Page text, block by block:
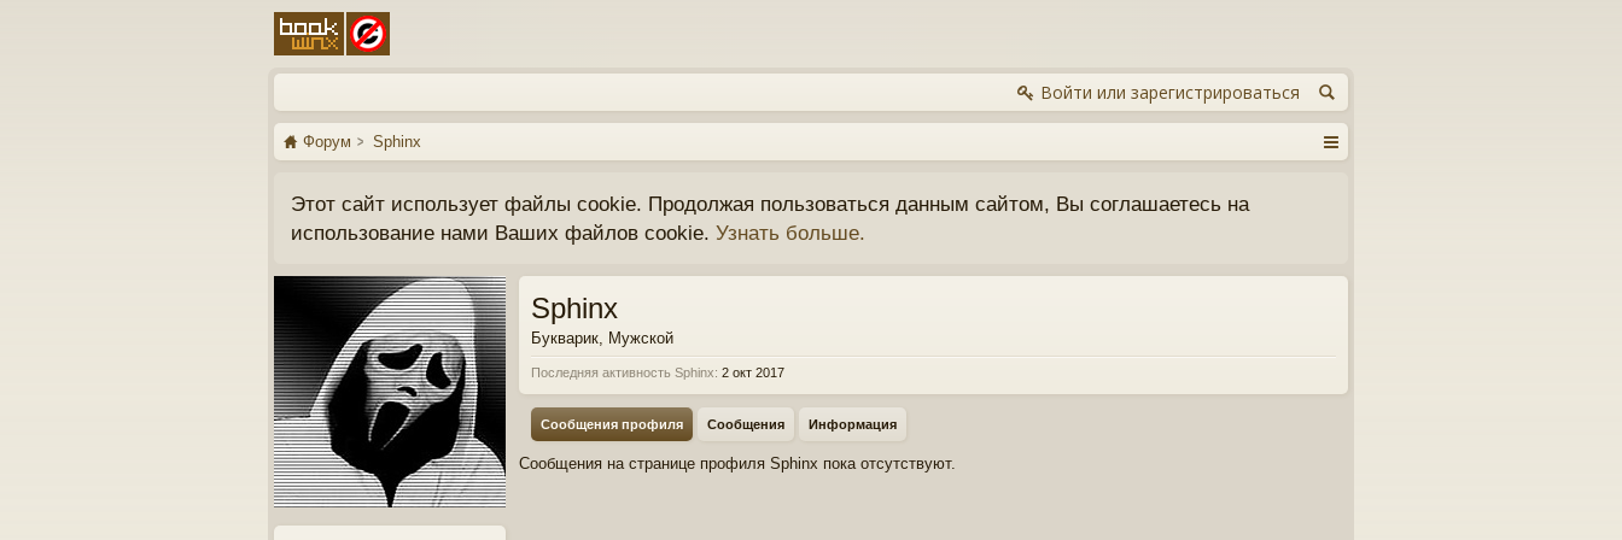
Войти или зарегистрироваться
Форум Sphinx
Этот сайт использует файлы cookie. Продолжая пользоваться данным сайтом, Вы соглашаетесь на
использование нами Ваших файлов cookie. Узнать больше.
Sphinx
Букварик, Мужской
Последняя активность Sphinx: 2 окт 2017
Сообщения профиля Сообщения Информация
Сообщения на странице профиля Sphinx пока отсутствуют.